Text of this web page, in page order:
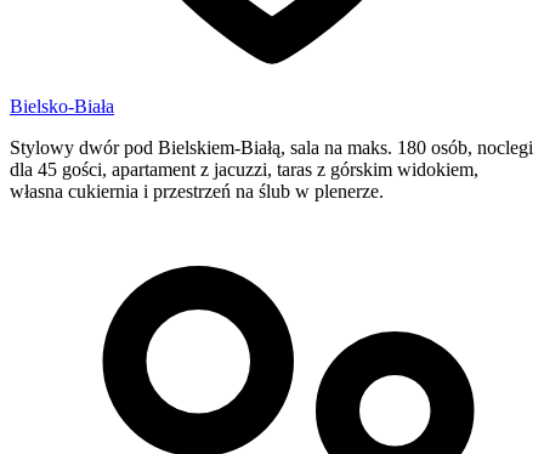
Bielsko-Biała
Stylowy dwór pod Bielskiem-Białą, sala na maks. 180 osób, noclegi
dla 45 gości, apartament z jacuzzi, taras z górskim widokiem,
własna cukiernia i przestrzeń na ślub w plenerze.